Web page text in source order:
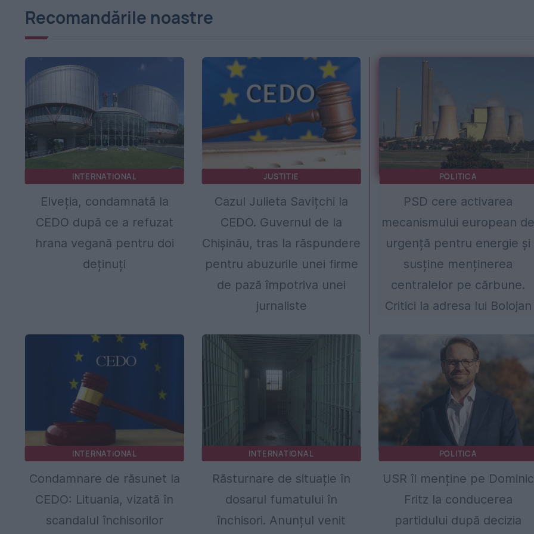
Recomandările noastre
INTERNATIONAL
Elveția, condamnată la
CEDO după ce a refuzat
hrana vegană pentru doi
deținuți
JUSTITIE
Cazul Julieta Savițchi la
CEDO. Guvernul de la
Chișinău, tras la răspundere
pentru abuzurile unei firme
de pază împotriva unei
jurnaliste
POLITICA
PSD cere activarea
mecanismului european
urgență pentru energie și
susține menținerea
centralelor pe cărbune.
Critici la adresa lui Bolojan
INTERNATIONAL
Condamnare de răsunet la
CEDO: Lituania, vizată în
scandalul închisorilor
INTERNATIONAL
Răsturnare de situație în
dosarul fumatului în
închisori. Anunțul venit
POLITICA
USR îl menține pe Dominic
Fritz la conducerea
partidului după decizia